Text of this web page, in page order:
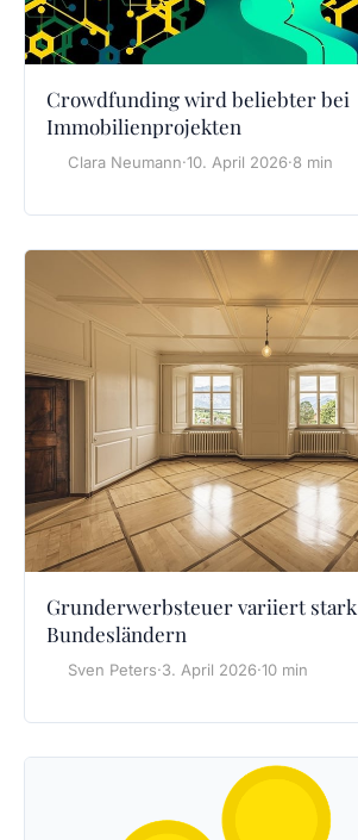
Crowdfunding wird beliebter bei
Immobilienprojekten
Clara Neumann·10. April 2026·8 min
Grunderwerbsteuer variiert
Bundesländern
Sven Peters·3. April 2026·10 min